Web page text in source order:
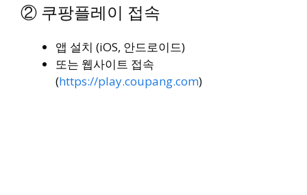
② 쿠팡플레이 접속
앱 설치 (iOS, 안드로이드)
또는 웹사이트 접속
(https://play.coupang.com)